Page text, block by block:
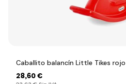
Caballito balancín Little Tikes rojo
28,60 €